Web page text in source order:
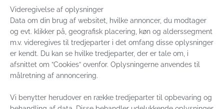
Videregivelse af oplysninger
Data om din brug af websitet, hvilke annoncer, du modtager
og evt. klikker på, geografisk placering, køn og alderssegment
m.v. videregives til tredjeparter i det omfang disse oplysninger
er kendt. Du kan se hvilke tredjeparter, der er tale om, i
afsnittet om ”Cookies” ovenfor. Oplysningerne anvendes til
målretning af annoncering.
Vi benytter herudover en række tredjeparter til opbevaring og